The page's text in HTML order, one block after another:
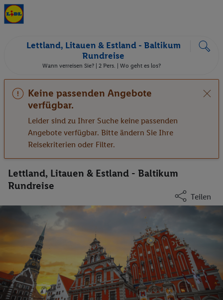
Lettland, Litauen & Estland - Baltikum
Rundreise
Wann verreisen Sie? | 2 Pers. | Wo geht es los?
Keine passenden Angebote
verfügbar.
Leider sind zu Ihrer Suche keine passenden
Angebote verfügbar. Bitte ändern Sie Ihre
Reisekriterien oder Filter.
Lettland, Litauen & Estland - Baltikum
Rundreise
Teilen